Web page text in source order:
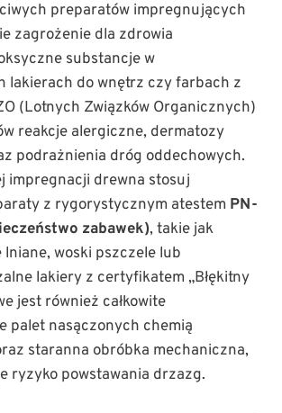
preparatów impregnujących
zagrożenie dla zdrowia
substancje w
lakierach do wnętrz czy farbach z
(Lotnych Związków Organicznych)
reakcje alergiczne, dermatozy
podrażnienia dróg oddechowych.
impregnacji drewna stosuj
z rygorystycznym atestem PN-
zabawek), takie jak
woski pszczele lub
lakiery z certyfikatem „Błękitny
jest również całkowite
palet nasączonych chemią
staranna obróbka mechaniczna,
ryzyko powstawania drzazg.